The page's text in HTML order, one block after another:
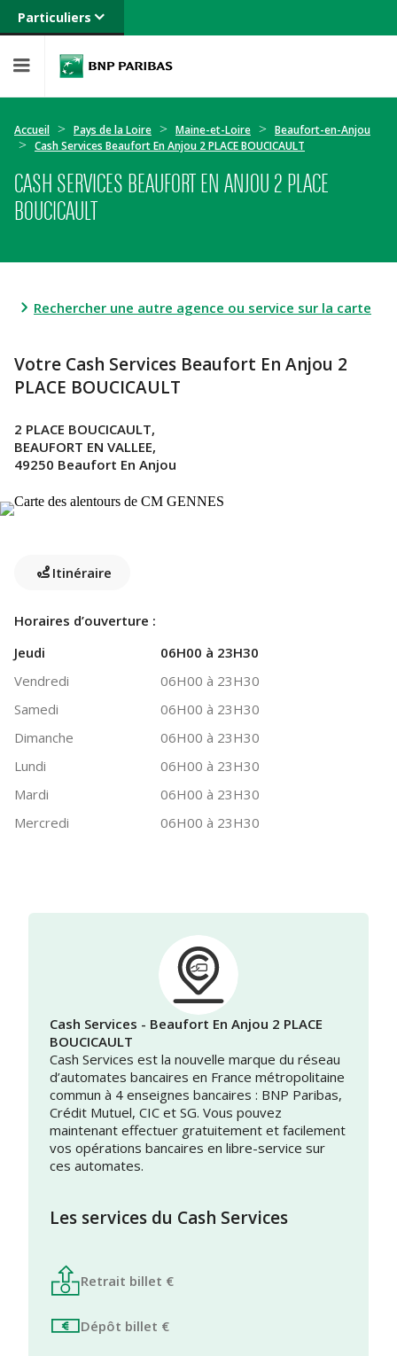
Particuliers
Banque privée
Entreprises
Accueil Pays de la Loire Maine-et-Loire
Beaufort-en-Anjou
Cash Services Beaufort En Anjou 2 PLACE BOUCICAULT
CASH SERVICES BEAUFORT EN ANJOU 2 PLACE
BOUCICAULT
Rechercher une autre agence ou service sur la carte
Votre Cash Services Beaufort En Anjou 2
PLACE BOUCICAULT
2 PLACE BOUCICAULT,
BEAUFORT EN VALLEE,
49250 Beaufort En Anjou
Itinéraire
Horaires d’ouverture :
Jeudi
06H00 à 23H30
Vendredi
06H00 à 23H30
Samedi
06H00 à 23H30
Dimanche
06H00 à 23H30
Lundi
06H00 à 23H30
Mardi
06H00 à 23H30
Mercredi
06H00 à 23H30
Cash Services - Beaufort En Anjou 2 PLACE
BOUCICAULT
Cash Services est la nouvelle marque du réseau
d’automates bancaires en France métropolitaine
commun à 4 enseignes bancaires : BNP Paribas,
Crédit Mutuel, CIC et SG. Vous pouvez
maintenant effectuer gratuitement et facilement
vos opérations bancaires en libre-service sur
ces automates.
Les services du Cash Services
Retrait billet €
Dépôt billet €